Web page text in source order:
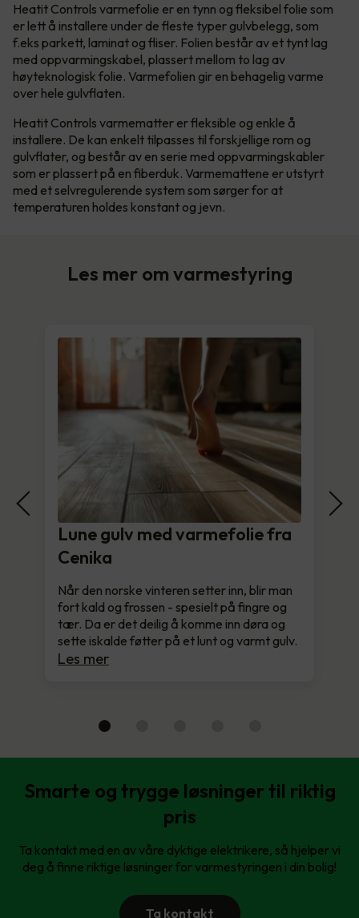
Heatit Controls varmefolie er en tynn og fleksibel folie som
er lett å installere under de fleste typer gulvbelegg, som
f.eks parkett, laminat og fliser. Folien består av et tynt lag
med oppvarmingskabel, plassert mellom to lag av
høyteknologisk folie. Varmefolien gir en behagelig varme
over hele gulvflaten.
Heatit Controls varmematter er fleksible og enkle å
installere. De kan enkelt tilpasses til forskjellige rom og
gulvflater, og består av en serie med oppvarmingskabler
som er plassert på en fiberduk. Varmemattene er utstyrt
med et selvregulerende system som sørger for at
temperaturen holdes konstant og jevn.
Les mer om varmestyring
Lune gulv med varmefolie fra
Cenika
Når den norske vinteren setter inn, blir man
fort kald og frossen - spesielt på fingre og
tær. Da er det deilig å komme inn døra og
sette iskalde føtter på et lunt og varmt gulv.
Les mer
Smarte og trygge løsninger til riktig
pris
Ta kontakt med en av våre dyktige elektrikere, så hjelper vi
deg å finne riktige løsninger for varmestyringen i din bolig!
Ta kontakt